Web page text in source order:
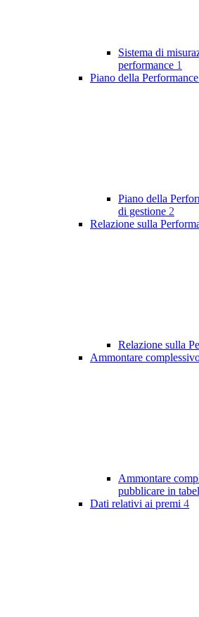
Sistema di
performance 1
Piano della Performance
Piano della
di gestione 2
Relazione sulla
Relazione sulla
Ammontare
Ammontare
pubblicare in
Dati relativi ai premi 4